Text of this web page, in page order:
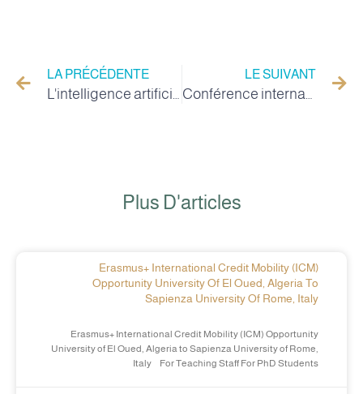
LA PRÉCÉDENTE LE SUIVANT
Plus D'articles
Erasmus+ International Credit Mobility (ICM)
Opportunity University Of El Oued, Algeria To
Sapienza University Of Rome, Italy
Erasmus+ International Credit Mobility (ICM) Opportunity
University of El Oued, Algeria to Sapienza University of Rome,
Italy For Teaching Staff For PhD Students